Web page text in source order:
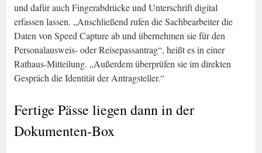
und dafür auch Fingerabdrücke und Unterschrift digital
erfassen lassen. „Anschließend rufen die Sachbearbeiter die
Daten von Speed Capture ab und übernehmen sie für den
Personalausweis- oder Reisepassantrag“, heißt es in einer
Rathaus-Mitteilung. „Außerdem überprüfen sie im direkten
Gespräch die Identität der Antragsteller.“
Fertige Pässe liegen dann in der
Dokumenten-Box